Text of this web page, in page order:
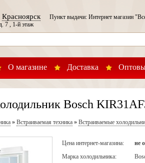
О магазине Доставка
КрасноярскПункт выдачи: Интернет магазин
7 , 1-й этаж
Bosch
»Встраиваемая техника »Встраиваемые
Цена интернет-магазина:
не
Марка холодильника: